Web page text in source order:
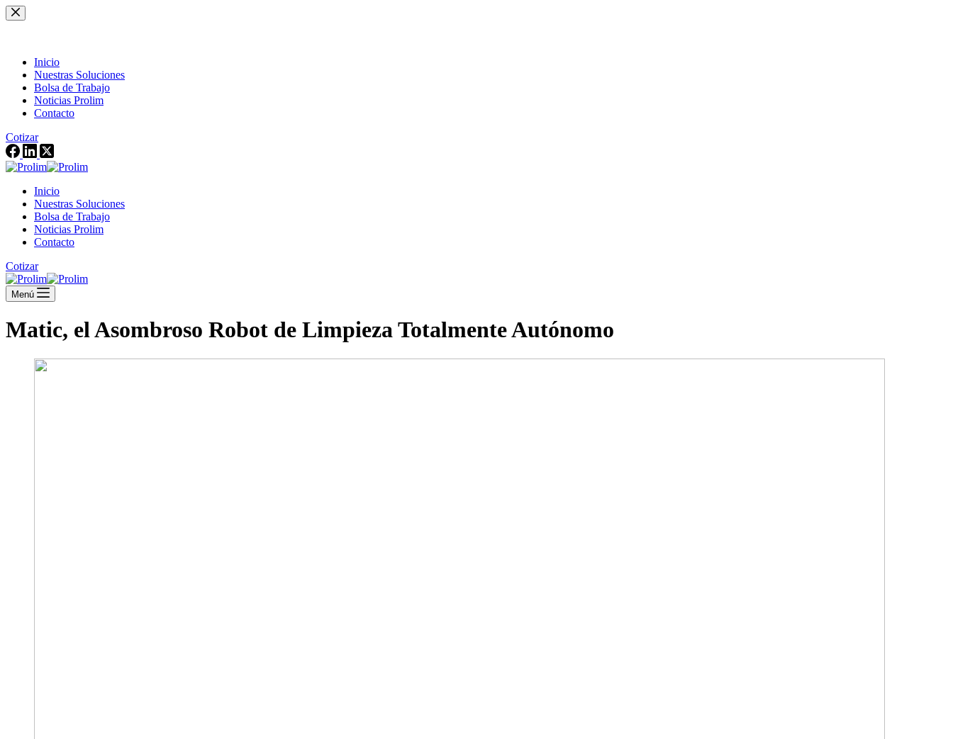
Saltar
al
Inicio
Nuestras Soluciones
Bolsa de Trabajo
Noticias Prolim
Contacto
Cotizar
Inicio
Nuestras Soluciones
Bolsa de Trabajo
Noticias Prolim
Contacto
Cotizar
Menú
Matic, el Asombroso Robot de Limpieza Totalmente Autónomo